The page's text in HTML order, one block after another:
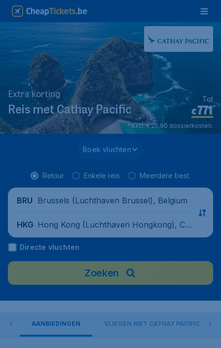
Extra korting
Reis met Cathay Pacific €771*
Tot
*excl. € 25,90 dossierkosten.
Boek vluchten
Retour Enkele reis Meerdere best.
BRU Brussels (Luchthaven Brussel), Belgium
HKG Hong Kong (Luchthaven Hongkong), Chi
na
Directe vluchten
Zoeken
AANBIEDINGEN VLIEGEN MET CATHAY PACIFIC